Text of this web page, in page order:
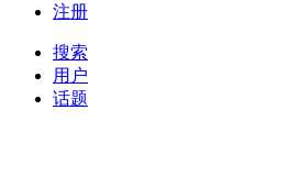
注册
搜索
用户
话题